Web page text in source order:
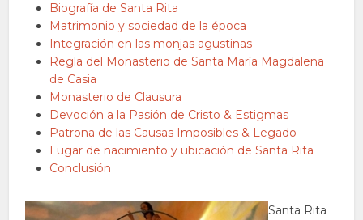
Biografía de Santa Rita
Matrimonio y sociedad de la época
Integración en las monjas agustinas
Regla del Monasterio de Santa María Magdalena
de Casia
Monasterio de Clausura
Devoción a la Pasión de Cristo & Estigmas
Patrona de las Causas Imposibles & Legado
Lugar de nacimiento y ubicación de Santa Rita
Conclusión
Santa Rita